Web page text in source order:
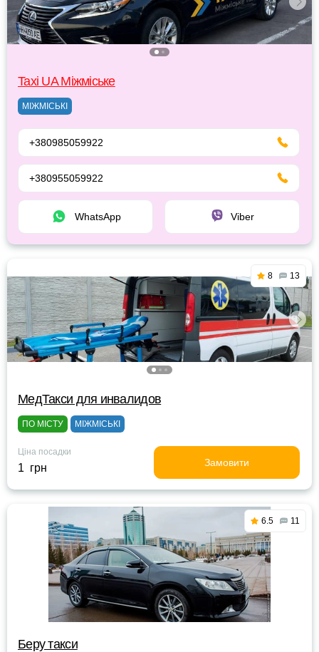
Taxi UA Міжміське
МІЖМІСЬКІ
+380985059922
+380955059922
WhatsApp Viber
8 13
МедТакси для инвалидов
ПО МІСТУ МІЖМІСЬКІ
Ціна посадки
1 грн Замовити
6.5 11
Беру такси